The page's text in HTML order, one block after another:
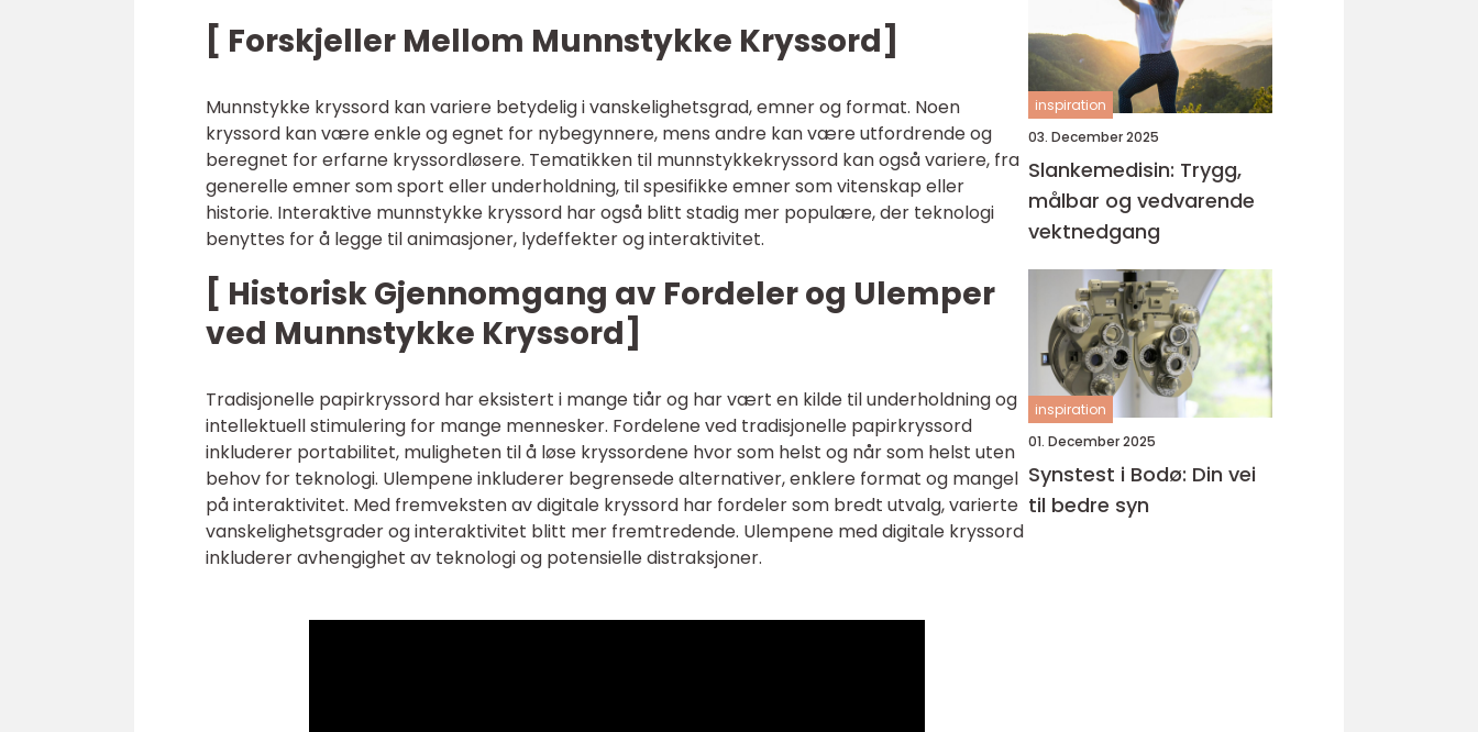
[ Forskjeller Mellom Munnstykke Kryssord]
Munnstykke kryssord kan variere betydelig i vanskelighetsgrad, emner og format. Noen
kryssord kan være enkle og egnet for nybegynnere, mens andre kan være utfordrende og
beregnet for erfarne kryssordløsere. Tematikken til munnstykkekryssord kan også variere, fra
generelle emner som sport eller underholdning, til spesifikke emner som vitenskap eller
historie. Interaktive munnstykke kryssord har også blitt stadig mer populære, der teknologi
benyttes for å legge til animasjoner, lydeffekter og interaktivitet.
[ Historisk Gjennomgang av Fordeler og Ulemper
ved Munnstykke Kryssord]
Tradisjonelle papirkryssord har eksistert i mange tiår og har vært en kilde til underholdning og
intellektuell stimulering for mange mennesker. Fordelene ved tradisjonelle papirkryssord
inkluderer portabilitet, muligheten til å løse kryssordene hvor som helst og når som helst uten
behov for teknologi. Ulempene inkluderer begrensede alternativer, enklere format og mangel
på interaktivitet. Med fremveksten av digitale kryssord har fordeler som bredt utvalg, varierte
vanskelighetsgrader og interaktivitet blitt mer fremtredende. Ulempene med digitale kryssord
inkluderer avhengighet av teknologi og potensielle distraksjoner.
inspiration
03. December 2025
Slankemedisin: Trygg,
målbar og vedvarende
vektnedgang
inspiration
01. December 2025
Synstest i Bodø: Din vei
til bedre syn